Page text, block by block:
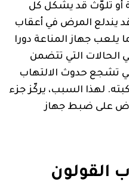
أو تلوّث قد يشكل كل
يندلع المرض في أعقاب
يلعب جهاز المناعة دورا
التي تتضمن
تشجع حدوث الالتهاب
لهذا السبب، يركّز جزء
على ضبط جهاز
القولون